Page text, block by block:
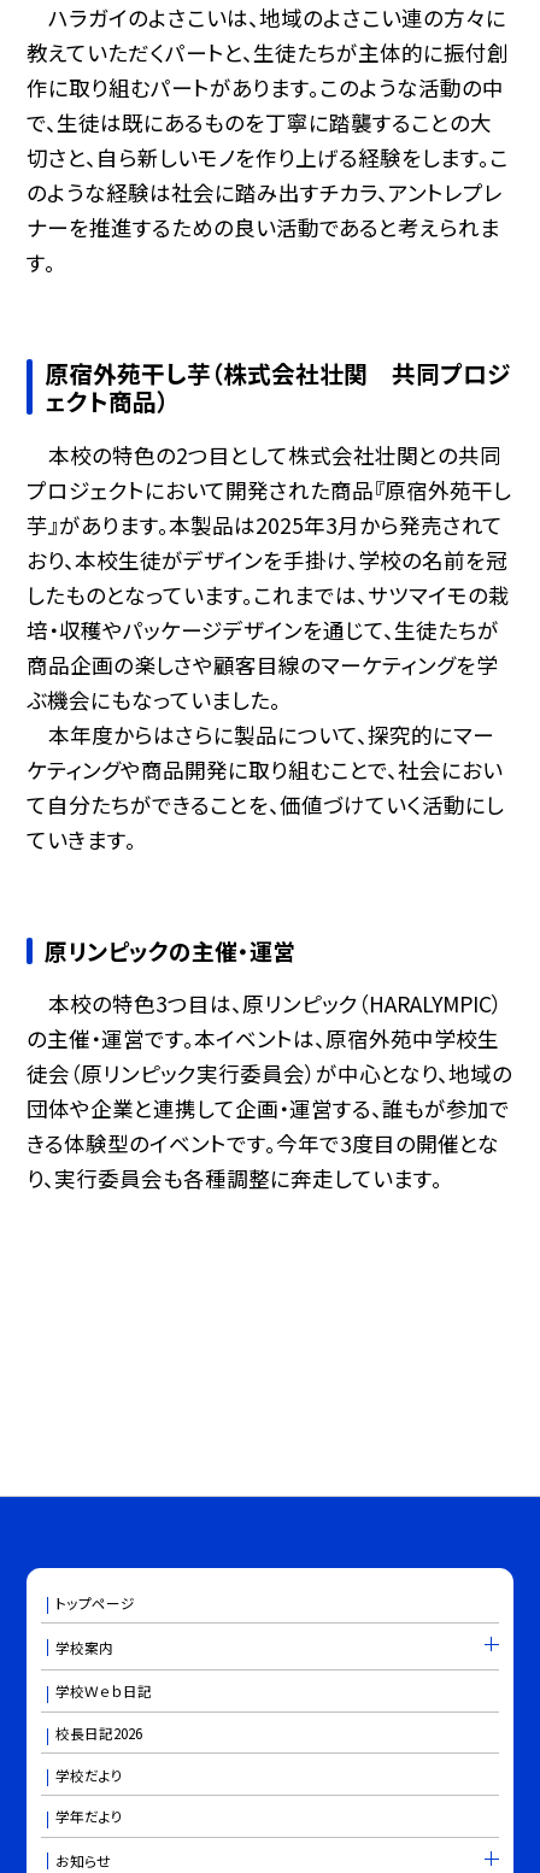
ハラガイのよさこいは、地域のよさこい連の方々に
教えていただくパートと、生徒たちが主体的に振付創
作に取り組むパートがあります。このような活動の中
で、生徒は既にあるものを丁寧に踏襲することの大
切さと、自ら新しいモノを作り上げる経験をします。こ
のような経験は社会に踏み出すチカラ、アントレプレ
ナーを推進するための良い活動であると考えられま
す。
原宿外苑干し芋（株式会社壮関 共同プロジ
ェクト商品）
本校の特色の2つ目として株式会社壮関との共同
プロジェクトにおいて開発された商品『原宿外苑干し
芋』があります。本製品は2025年3月から発売されて
おり、本校生徒がデザインを手掛け、学校の名前を冠
したものとなっています。これまでは、サツマイモの栽
培・収穫やパッケージデザインを通じて、生徒たちが
商品企画の楽しさや顧客目線のマーケティングを学
ぶ機会にもなっていました。
本年度からはさらに製品について、探究的にマー
ケティングや商品開発に取り組むことで、社会におい
て自分たちができることを、価値づけていく活動にし
ていきます。
原リンピックの主催・運営
本校の特色3つ目は、原リンピック（HARALYMPIC）
の主催・運営です。本イベントは、原宿外苑中学校生
徒会（原リンピック実行委員会）が中心となり、地域の
団体や企業と連携して企画・運営する、誰もが参加で
きる体験型のイベントです。今年で3度目の開催とな
り、実行委員会も各種調整に奔走しています。
トップページ
学校案内
学校Ｗｅｂ日記
校長日記2026
学校だより
学年だより
お知らせ